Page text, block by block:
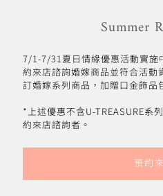
Summer
7/1-7/31夏日情緣優惠活動實施
約來店諮詢婚嫁商品並符合活動
訂婚嫁系列商品，加贈口金飾品
*上述優惠不含U-TREASURE系
約來店諮詢者。
預約